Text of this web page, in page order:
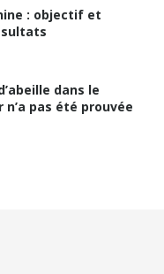
: objectif et
dans le
pas été prouvée